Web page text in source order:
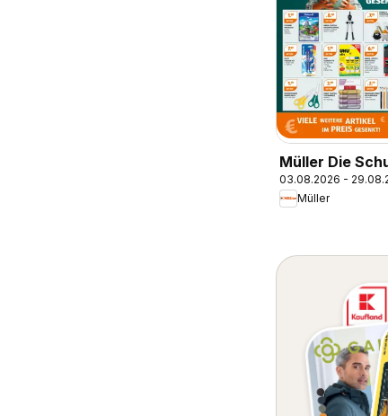
Müller Die
ruft
03.08.2026 -
Müller